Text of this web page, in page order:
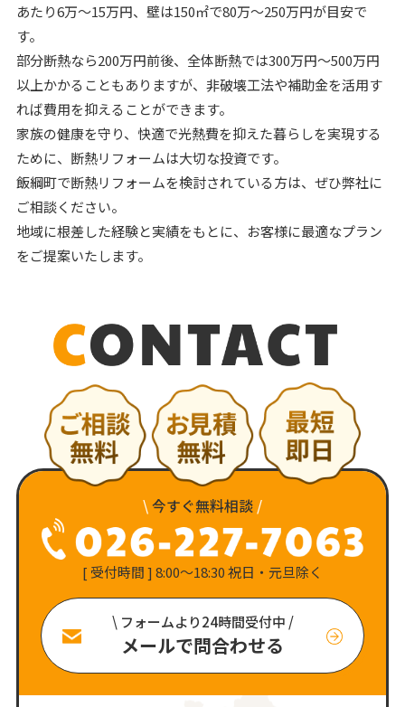
あたり6万～15万円、壁は150㎡で80万～250万円が目安で
す。
部分断熱なら200万円前後、全体断熱では300万円～500万円
以上かかることもありますが、非破壊工法や補助金を活用す
れば費用を抑えることができます。
家族の健康を守り、快適で光熱費を抑えた暮らしを実現する
ために、断熱リフォームは大切な投資です。
飯綱町で断熱リフォームを検討されている方は、ぜひ弊社に
ご相談ください。
地域に根差した経験と実績をもとに、お客様に最適なプラン
をご提案いたします。
\今すぐ無料相談 /
[ 受付時間 ] 8:00〜18:30 祝日・元旦除く
\ フォームより24時間受付中 /
メールで問合わせる